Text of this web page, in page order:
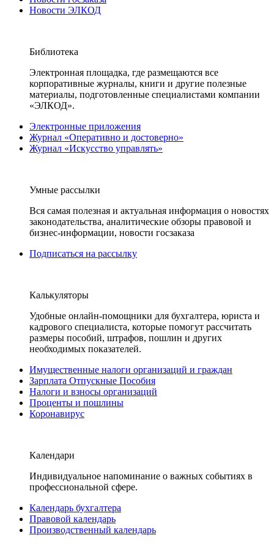
Новости ЭЛКОД
Библиотека
Электронная площадка, где размещаются все
корпоративные журналы, книги и другие полезные
материалы, подготовленные специалистами компании
«ЭЛКОД».
Электронные приложения
Журнал «Оперативно и достоверно»
Журнал «Искусство управлять»
Умные рассылки
Вся самая полезная и актуальная информация о новостях
законодательства, аналитические обзоры правовой и
бизнес-информации, новости госзаказа
Подписаться на рассылку
Калькуляторы
Удобные онлайн-помощники для бухгалтера, юриста и
кадрового специалиста, которые помогут рассчитать
размеры пособий, штрафов, пошлин и других
необходимых показателей.
Имущественные налоги организаций и граждан
Зарплата Отпускные Пособия
Налоги и взносы организаций
Проценты и пошлины
Коронавирус
Календари
Индивидуальное напоминание о важных событиях в
профессиональной сфере.
Календарь бухгалтера
Правовой календарь
Производственный календарь